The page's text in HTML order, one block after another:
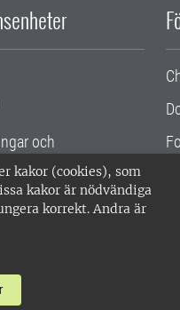
kakor (cookies), som
kakor är nödvändiga
korrekt. Andra är
och
verksamhetsstödet